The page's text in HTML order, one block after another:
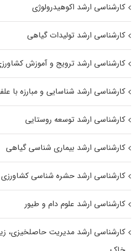
کارشناسی ارشد اکوهیدرولوژی
کارشناسی ارشد تولیدات گیاهی
کارشناسی ارشد ترویج و آموزش
کارشناسی ارشد شناسایی و مبارزه با
کارشناسی ارشد توسعه روستایی
کارشناسی ارشد بیماری‌ شناسی گیاهی
کارشناسی ارشد حشره‌ شناسی کشاورزی
کارشناسی ارشد علوم دام و طیور
کارشناسی ارشد مدیریت حاصلخیزی،